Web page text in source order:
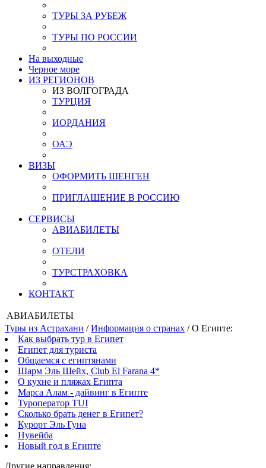
ТУРЫ ЗА РУБЕЖ
ТУРЫ ПО РОССИИ
На выходные
Черное море
ИЗ РЕГИОНОВ
ИЗ ВОЛГОГРАДА
ТУРЦИЯ
ИОРДАНИЯ
ОАЭ
ВИЗЫ
ОФОРМИТЬ ШЕНГЕН
ПРИГЛАШЕНИЕ В РОССИЮ
СЕРВИСЫ
АВИАБИЛЕТЫ
ОТЕЛИ
ТУРСТРАХОВКА
КОНТАКТ
АВИАБИЛЕТЫ
Туры из Астрахани /Информация о странах / О Египте:
Как выбрать тур в Египет
Египет для туриста
Общаемся с египтянами
Шарм Эль Шейх, Club El Farana 4*
О кухне и пляжах Египта
Марса Алам - дайвинг в Египте
Туроператор TUI
Сколько брать денег в Египет?
Курорт Эль Гуна
Нувейба
Новый год в Египте
Другие направления: